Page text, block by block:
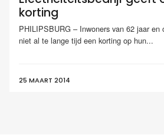
korting
PHILIPSBURG – Inwoners van 62 jaar en
niet al te lange tijd een korting op hun...
25 MAART 2014